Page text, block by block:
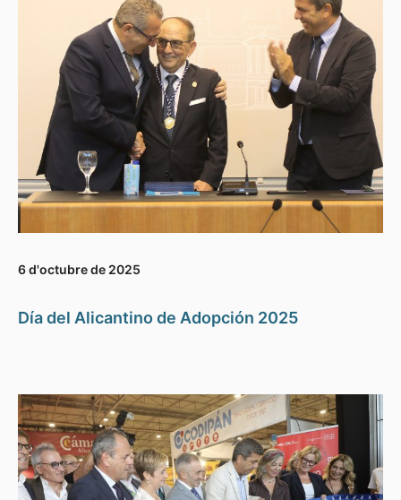
6 d'octubre de 2025
Día del Alicantino de Adopción 2025